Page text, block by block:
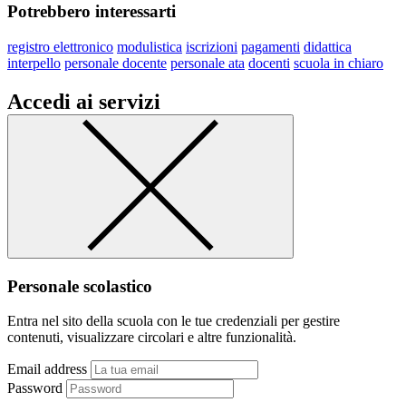
Potrebbero interessarti
registro elettronico modulistica iscrizioni pagamenti didattica
interpello personale docente personale ata docenti scuola in chiaro
Accedi ai servizi
Personale scolastico
Entra nel sito della scuola con le tue credenziali per gestire
contenuti, visualizzare circolari e altre funzionalità.
Email address
Password